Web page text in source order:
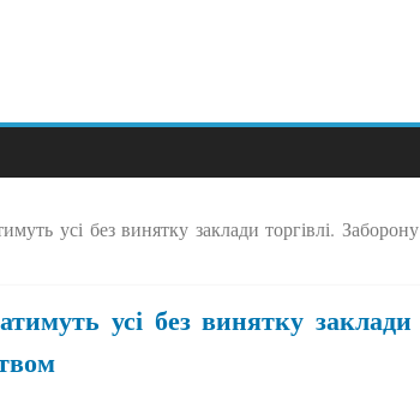
усі без винятку заклади торгівлі. Заборону
усі без винятку заклади